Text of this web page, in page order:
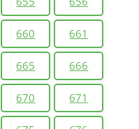
660 661
665 666
670 671